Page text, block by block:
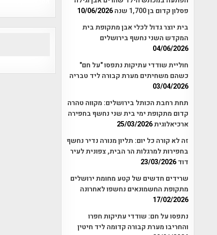
פסלון קדום בן 1,700 שנה
10/06/2026
בית יוצר גדול לכלי אבן מתקופת בית
המקדש השני נחשף בירושלים
04/06/2026
חוליית שודדי עתיקות נתפסו "על חם"
כשהם משחיתים מערת קבורה ליד טבריה
03/04/2026
תחת רחבת הכותל בירושלים: מקווה טהרה
קדום מתקופת ימי בית שני נחשף בחפירה
ארכיאלוגית25/03/2026
זה לא קורה כל יום: תליון מנורה נדיר נחשף
בחפירות למרגלות הר הבית, צפונית לעיר
דוד23/03/2026
שרידים חדשים של קטע מחומת ירושלים
מתקופת החשמונאים נחשפו לאחרונה
17/02/2026
נתפסו על חם: שודדי עתיקות חפרו
והחריבו מערת קבורה קדומה ליד חיטין